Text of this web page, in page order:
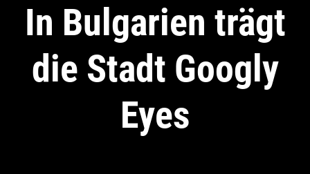
In Bulgarien trägt
die Stadt Googly
Eyes